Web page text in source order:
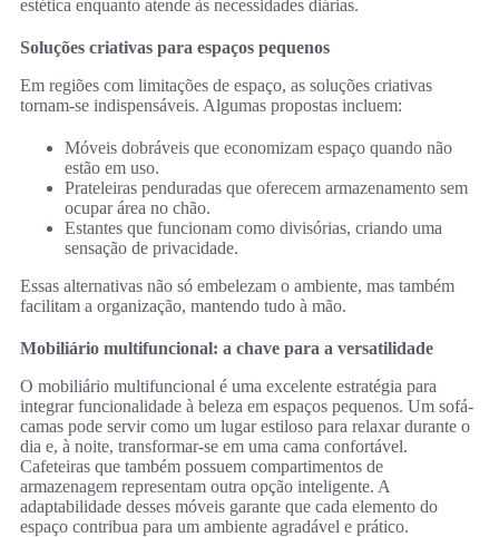
estética enquanto atende às necessidades diárias.
Soluções criativas para espaços pequenos
Em regiões com limitações de espaço, as soluções criativas
tornam-se indispensáveis. Algumas propostas incluem:
Móveis dobráveis que economizam espaço quando não
estão em uso.
Prateleiras penduradas que oferecem armazenamento sem
ocupar área no chão.
Estantes que funcionam como divisórias, criando uma
sensação de privacidade.
Essas alternativas não só embelezam o ambiente, mas também
facilitam a organização, mantendo tudo à mão.
Mobiliário multifuncional: a chave para a versatilidade
O mobiliário multifuncional é uma excelente estratégia para
integrar funcionalidade à beleza em espaços pequenos. Um sofá-
camas pode servir como um lugar estiloso para relaxar durante o
dia e, à noite, transformar-se em uma cama confortável.
Cafeteiras que também possuem compartimentos de
armazenagem representam outra opção inteligente. A
adaptabilidade desses móveis garante que cada elemento do
espaço contribua para um ambiente agradável e prático.